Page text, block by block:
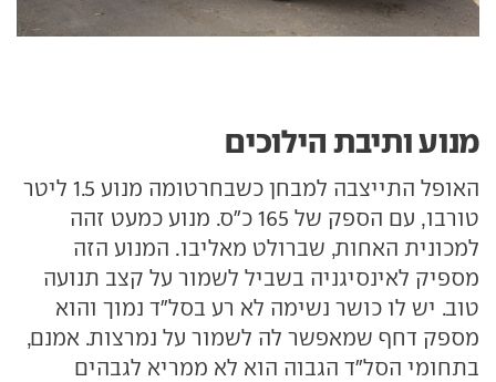
מנוע ותיבת הילוכים
האופל התייצבה למבחן כשבחרטומה מנוע 1.5 ליטר
טורבו, עם הספק של 165 כ"ס. מנוע כמעט זהה
למכונית האחות, שברולט מאליבו. המנוע הזה
מספיק לאינסיגניה בשביל לשמור על קצב תנועה
טוב. יש לו כושר נשימה לא רע בסל"ד נמוך והוא
מספק דחף שמאפשר לה לשמור על נמרצות. אמנם,
בתחומי הסל"ד הגבוה הוא לא ממריא לגבהים